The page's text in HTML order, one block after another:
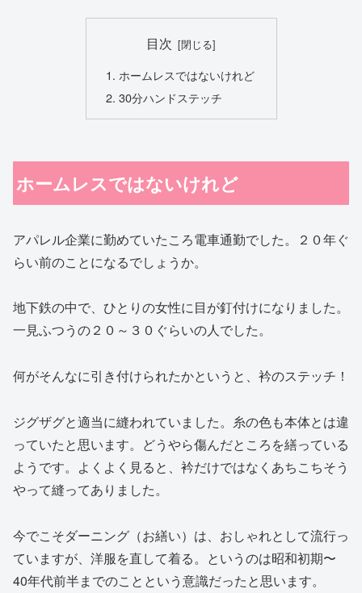
目次
ホームレスではないけれど
30分ハンドステッチ
ホームレスではないけれど
アパレル企業に勤めていたころ電車通勤でした。２０年ぐ
らい前のことになるでしょうか。
地下鉄の中で、ひとりの女性に目が釘付けになりました。
一見ふつうの２０～３０ぐらいの人でした。
何がそんなに引き付けられたかというと、衿のステッチ！
ジグザグと適当に縫われていました。糸の色も本体とは違
っていたと思います。どうやら傷んだところを繕っている
ようです。よくよく見ると、衿だけではなくあちこちそう
やって縫ってありました。
今でこそダーニング（お繕い）は、おしゃれとして流行っ
ていますが、洋服を直して着る。というのは昭和初期〜
40年代前半までのことという意識だったと思います。